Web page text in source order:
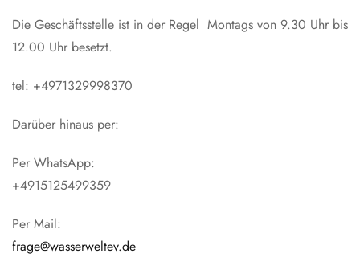
Die Geschäftsstelle ist in der Regel Montags von 9.30 Uhr bis
12.00 Uhr besetzt.
tel: +4971329998370
Darüber hinaus per:
Per WhatsApp:
+4915125499359
Per Mail:
frage@wasserweltev.de